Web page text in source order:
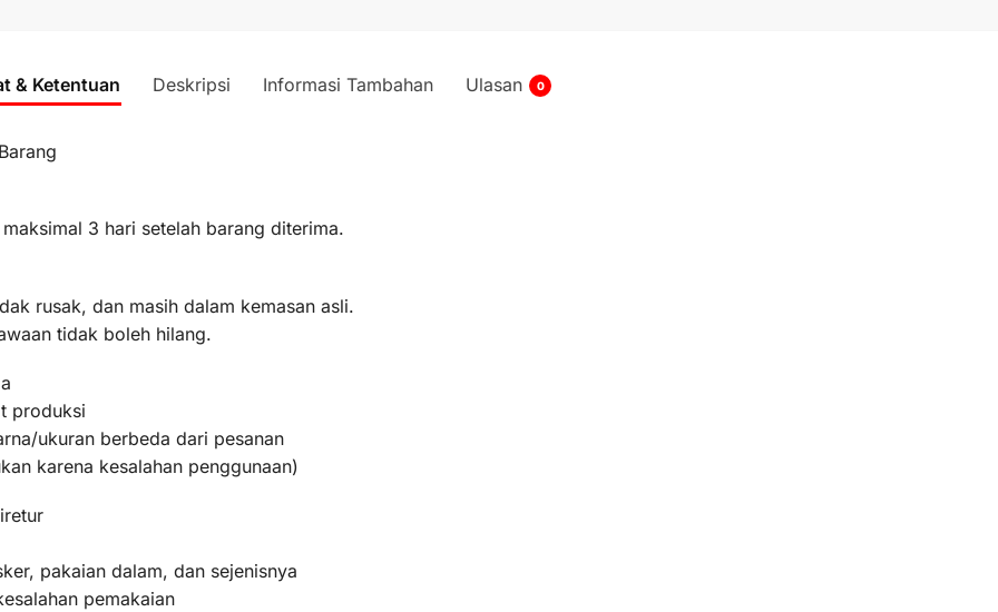
& Ketentuan Deskripsi Informasi Tambahan Ulasan 0
3 hari setelah barang diterima.
rusak, dan masih dalam kemasan asli.
tidak boleh hilang.
produksi
ukuran berbeda dari pesanan
karena kesalahan penggunaan)
pakaian dalam, dan sejenisnya
pemakaian